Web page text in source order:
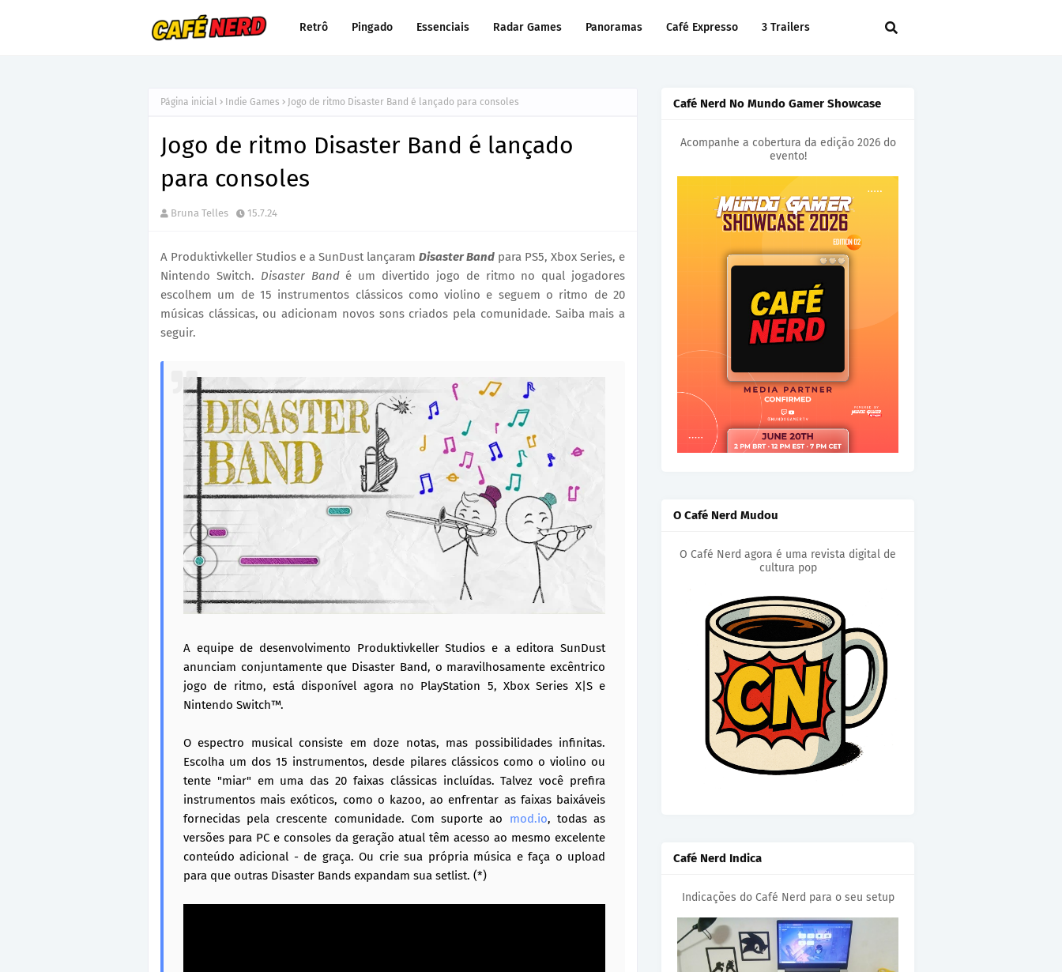
Retrô Pingado Essenciais Radar Games Panoramas Café Expresso 3 Trailers
Página inicial Indie Games Jogo de ritmo Disaster Band é lançado para consoles
Jogo de ritmo Disaster Band é lançado
para consoles
Bruna Telles 15.7.24
A Produktivkeller Studios e a SunDust lançaram Disaster Band para PS5, Xbox Series, e
Nintendo Switch. Disaster Band é um divertido jogo de ritmo no qual jogadores
escolhem um de 15 instrumentos clássicos como violino e seguem o ritmo de 20
músicas clássicas, ou adicionam novos sons criados pela comunidade. Saiba mais a
seguir.
A equipe de desenvolvimento Produktivkeller Studios e a editora SunDust
anunciam conjuntamente que Disaster Band, o maravilhosamente excêntrico
jogo de ritmo, está disponível agora no PlayStation 5, Xbox Series X|S e
Nintendo Switch™.
O espectro musical consiste em doze notas, mas possibilidades infinitas.
Escolha um dos 15 instrumentos, desde pilares clássicos como o violino ou
tente "miar" em uma das 20 faixas clássicas incluídas. Talvez você prefira
instrumentos mais exóticos, como o kazoo, ao enfrentar as faixas baixáveis
fornecidas pela crescente comunidade. Com suporte ao mod.io, todas as
versões para PC e consoles da geração atual têm acesso ao mesmo excelente
conteúdo adicional - de graça. Ou crie sua própria música e faça o upload
para que outras Disaster Bands expandam sua setlist. (*)
Café Nerd No Mundo Gamer Showcase
Acompanhe a cobertura da edição 2026 do
evento!
O Café Nerd Mudou
O Café Nerd agora é uma revista digital de
cultura pop
Café Nerd Indica
Indicações do Café Nerd para o seu setup